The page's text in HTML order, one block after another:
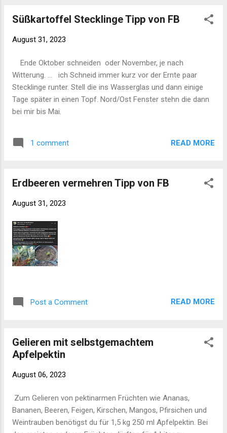
Süßkartoffel Stecklinge Tipp von FB
August 31, 2023
Ende Oktober schneiden oder November, je nach
Witterung. ... ich Schneid immer kurz vor der Ernte paar
Stecklinge runter. Stell die ins Wasserglas und dann einige
Tage später in einen Topf. Nord/Ost Fenster stehn die dann
bei mir bis Mai.
1 comment READ MORE
Erdbeeren vermehren Tipp von FB
August 31, 2023
Post a Comment READ MORE
Gelieren mit selbstgemachtem
Apfelpektin
August 06, 2023
Zum Gelieren von pektinarmen Früchten wie Ananas,
Bananen, Beeren, Feigen, Kirschen, Mangos, Pfirsichen und
Weintrauben benötigst du für 1,5 kg 250 ml Apfelpektin. Bei